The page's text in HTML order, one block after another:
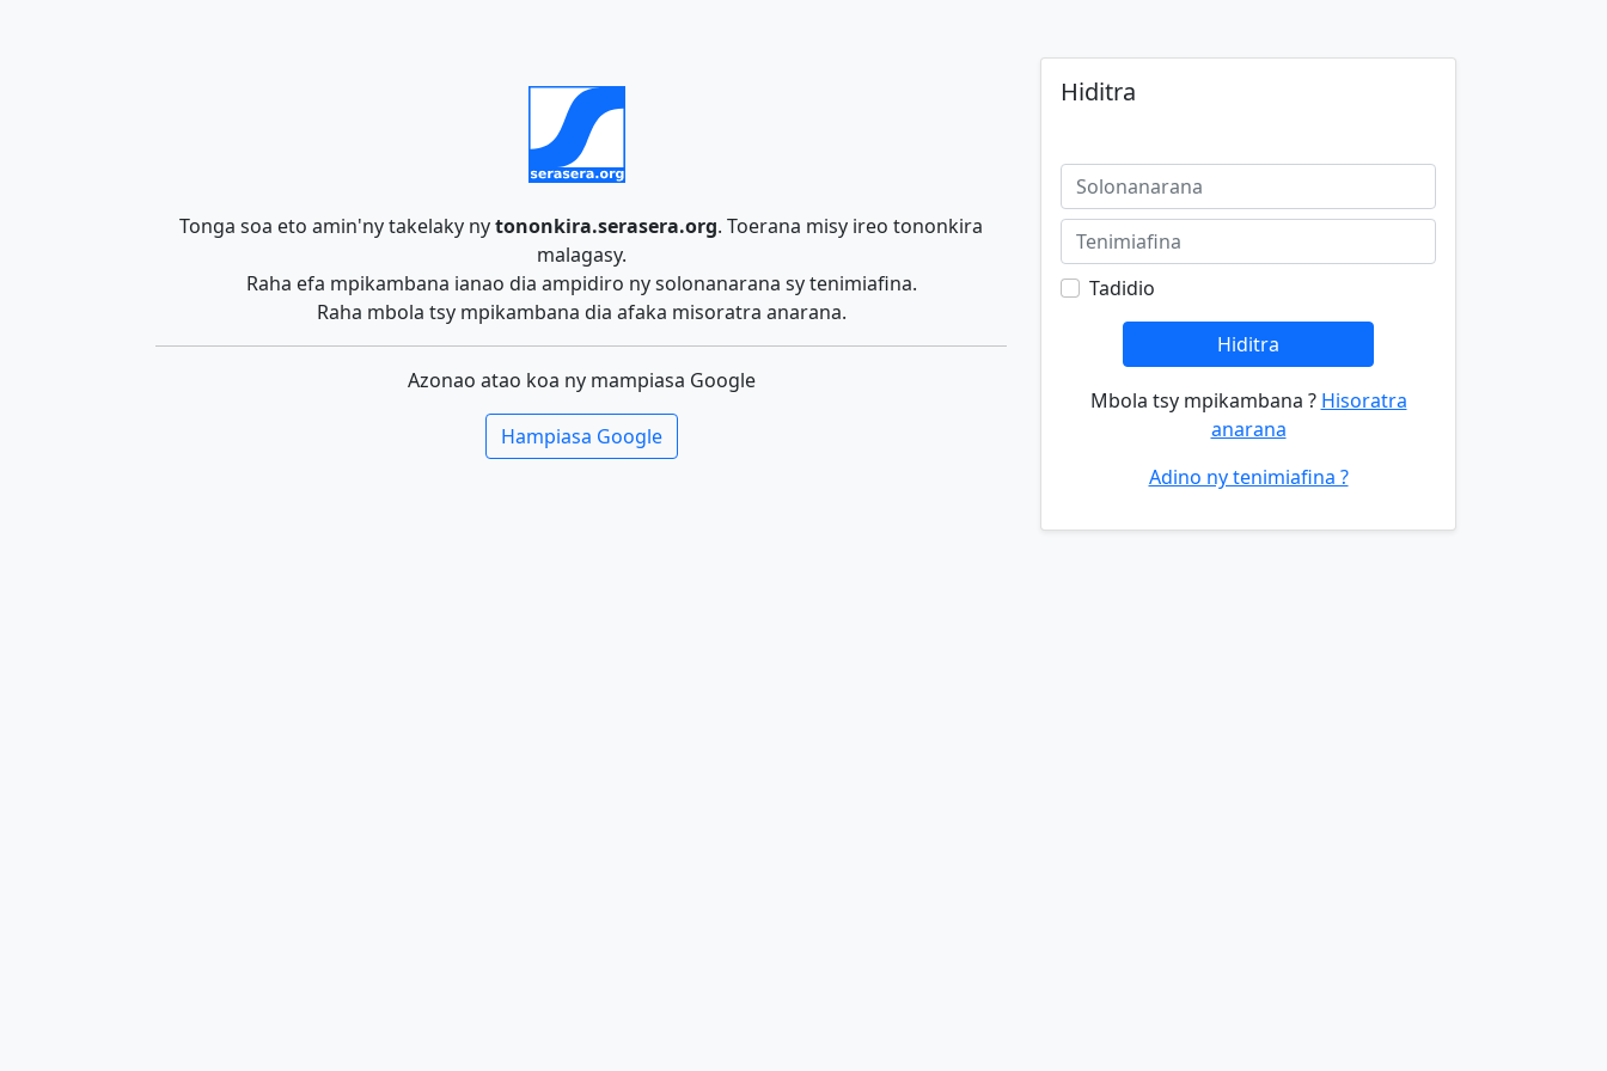
Tonga soa eto amin'ny takelaky nytononkira.serasera.org. Toerana misy ireo tononkira
malagasy.
Raha efa mpikambana ianao dia ampidiro ny solonanarana sy tenimiafina.
Raha mbola tsy mpikambana dia afaka misoratra anarana.
Azonao atao koa ny mampiasa Google
Hampiasa Google
Hiditra
Tadidio
Hiditra
Mbola tsy mpikambana ? Hisoratra
anarana
Adino ny tenimiafina ?